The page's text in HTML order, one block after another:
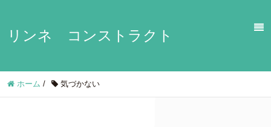
リンネ コンストラクト
ホーム / 気づかない